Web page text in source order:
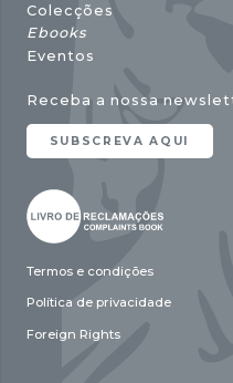
Colecções
Ebooks
Eventos
Receba a nossa
SUBSCREVA AQUI
Termos e condições
Política de privacidade
Foreign Rights